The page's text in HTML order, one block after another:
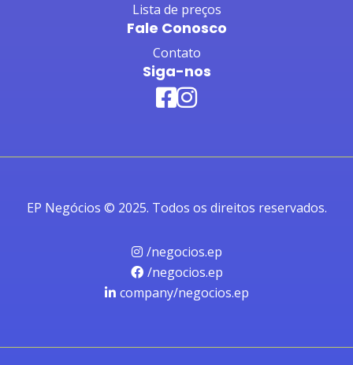
Lista de preços
Fale Conosco
Contato
Siga-nos
EP Negócios © 2025. Todos os direitos reservados.
/negocios.ep
/negocios.ep
company/negocios.ep